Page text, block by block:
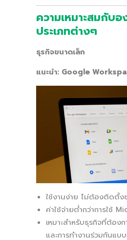
ความเหมาะสมกับ
ประเภทต่างๆ
ธุรกิจขนาดเล็ก
แนะนำ: Google
ใช้งานง่าย ไม่ต้องติดตั้ง
ค่าใช้จ่ายต่ำกว่าการใช้
เหมาะสำหรับธุรกิจที่ต้อง
และการทำงานร่วมกันแบ